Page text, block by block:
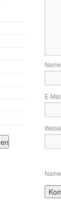
Name
E-